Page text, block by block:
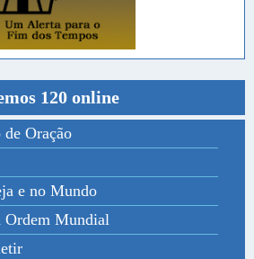
120 online
Oração
e no Mundo
Ordem Mundial